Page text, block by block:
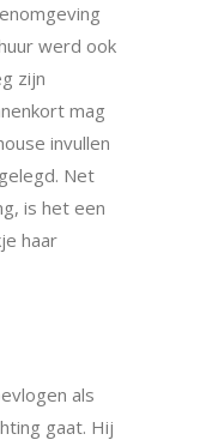
werd ook
zijn
mag
invullen
Net
is het een
haar
als
gaat. Hij